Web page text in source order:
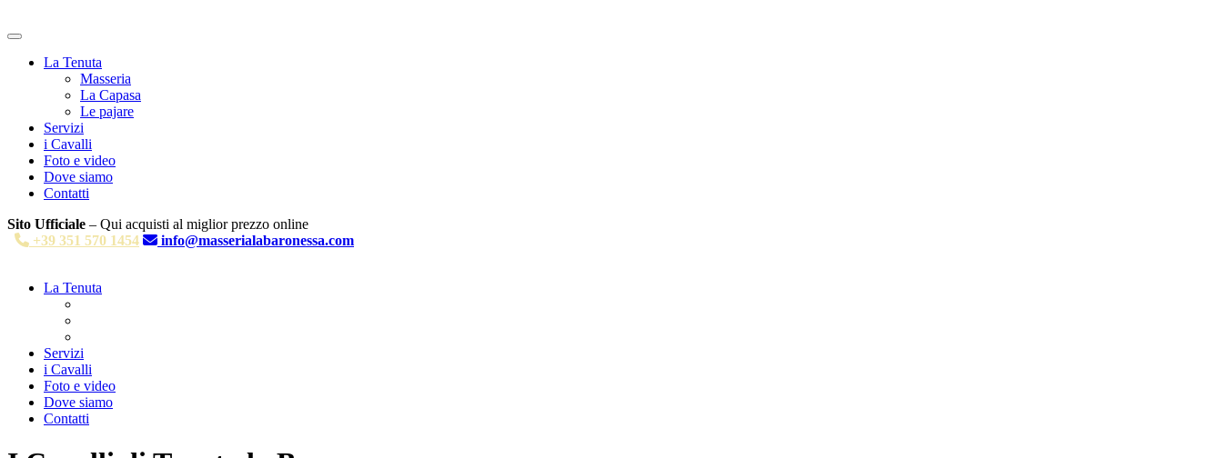
La Tenuta
Masseria
La Capasa
Le pajare
Servizi
i Cavalli
Foto e video
Dove siamo
Contatti
Sito Ufficiale – Qui acquisti al miglior prezzo online
+39 351 570 1454
info@masserialabaronessa.com
La Tenuta
Servizi
i Cavalli
Foto e video
Dove siamo
Contatti